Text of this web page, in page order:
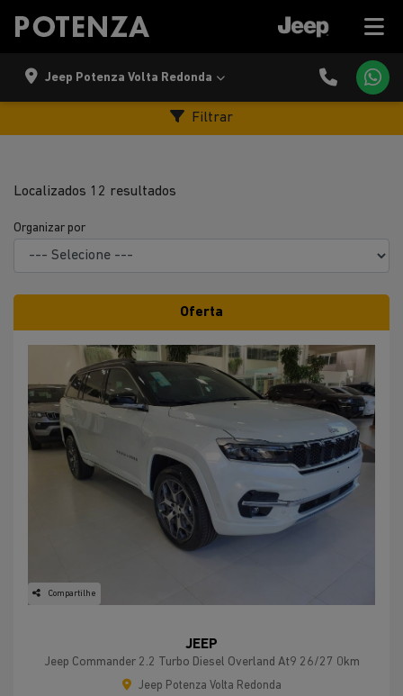
Jeep Potenza Volta Redonda
Localizados 12 resultados
Filtrar
Organizar por
Oferta
Compartilhe
JEEP
Jeep Commander 2.2 Turbo Diesel Overland At9 26/27 0km
Jeep Potenza Volta Redonda